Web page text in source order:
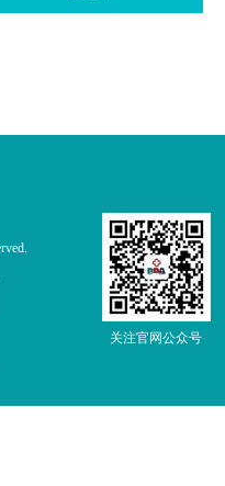
关注官网公众号